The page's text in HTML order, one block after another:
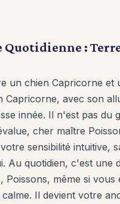
Quotidienne :
un chien Capricorne et
avec son
innée. Il n'est pas du
cher maître
sensibilité intuitive,
quotidien, c'est une
même si vous
Il devient votre